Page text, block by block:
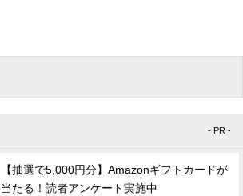
- PR -
【抽選で5,000円分】Amazonギフトカードが
当たる！読者アンケート実施中